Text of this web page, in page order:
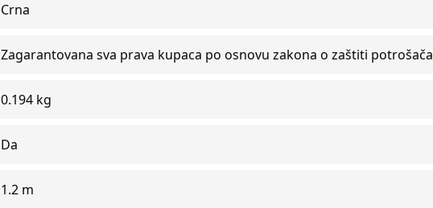
Crna
Zagarantovana sva prava kupaca po osnovu zakona o zaštiti potrošača
0.194 kg
Da
1.2 m